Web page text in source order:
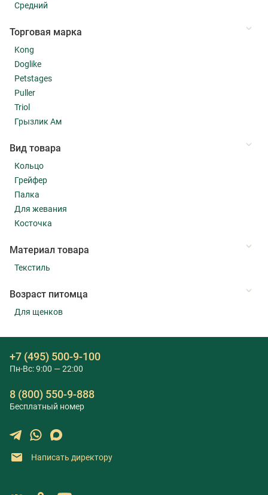
Средний
Торговая марка
Kong
Doglike
Petstages
Puller
Triol
Грызлик Ам
Вид товара
Кольцо
Грейфер
Палка
Для жевания
Косточка
Материал товара
Текстиль
Возраст питомца
Для щенков
+7 (495) 500-9-100
Пн-Вс: 9:00 — 22:00
8 (800) 550-9-888
Бесплатный номер
Написать директору